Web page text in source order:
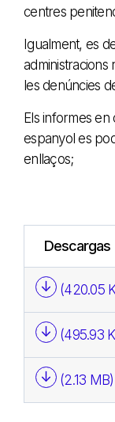
centres
Igualment, es
administracions
les denúncies
Els informes en
espanyol es
enllaços;
Descargas
(420.05
(495.93
(2.13 MB)